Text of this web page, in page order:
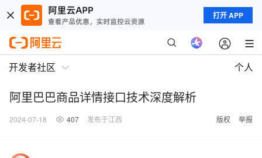
打开 APP
开发者社区 个人
阿里巴巴商品详情接口技术深度解析
2024-07-18 407 发布于江西 版权 举报